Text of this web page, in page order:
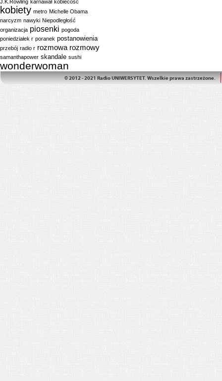
J.K.Rowling karnawał kobiecość
kobiety metro Michelle Obama
narcyzm nawyki Niepodległość
organizacja piosenki pogoda
poniedziałek r poranek postanowienia
przebój radio r rozmowa rozmowy
samanthapower skandale sushi
wonderwoman
© 2012 - 2021 Radio UNIWERSYTET. Wszelkie prawa zastrzeżone.